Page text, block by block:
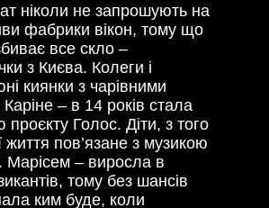
ніколи не запрошують на
фабрики вікон, тому що
все скло –
з Києва. Колеги і
киянки з чарівними
– в 14 років стала
проєкту Голос. Діти, з того
життя пов’язане з музикою
Марісем – виросла в
тому без шансів
ким буде, коли